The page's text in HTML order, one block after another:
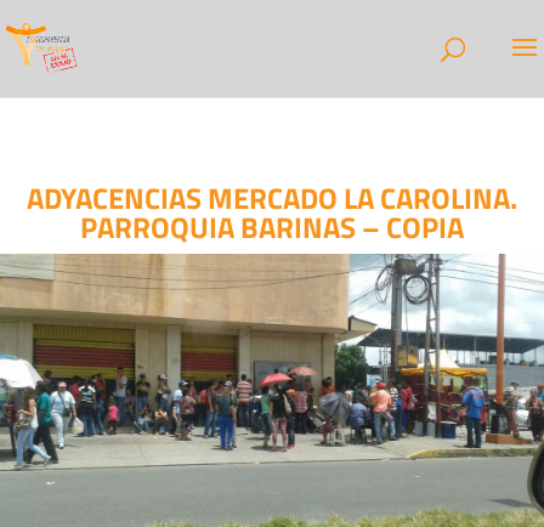
ADYACENCIAS MERCADO LA CAROLINA.
PARROQUIA BARINAS – COPIA